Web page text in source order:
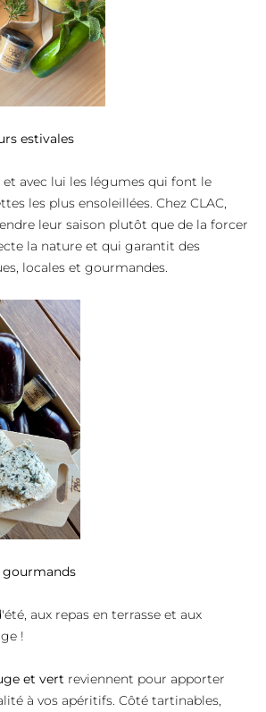
estivales
avec lui les légumes qui font le
les plus ensoleillées. Chez CLAC,
leur saison plutôt que de la forcer
la nature et qui garantit des
locales et gourmandes.
gourmands
aux repas en terrasse et aux
!
et vert reviennent pour apporter
à vos apéritifs. Côté tartinables,